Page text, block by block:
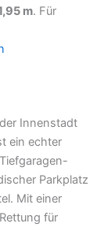
m. Für
Innenstadt
ein echter
Parkplatz
Mit einer
für